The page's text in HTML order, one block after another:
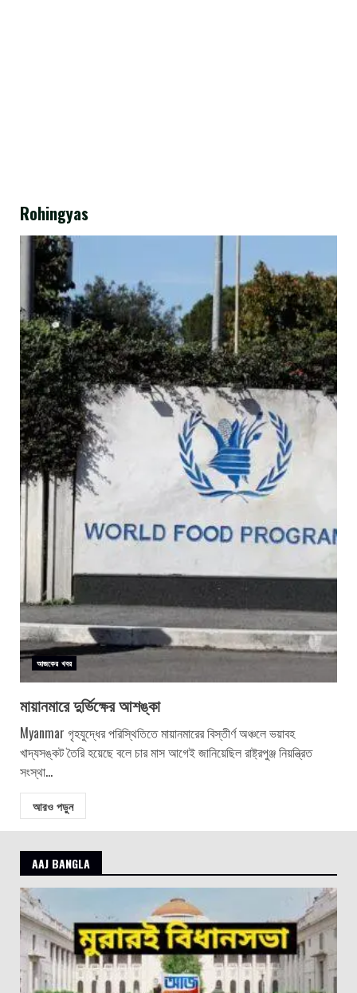
Rohingyas
আজকের খবর
মায়ানমারে দুর্ভিক্ষের আশঙ্কা
Myanmar গৃহযুদ্ধের পরিস্থিতিতে মায়ানমারের বিস্তীর্ণ অঞ্চলে ভয়াবহ
খাদ্যসঙ্কট তৈরি হয়েছে বলে চার মাস আগেই জানিয়েছিল রাষ্ট্রপুঞ্জ নিয়ন্ত্রিত
সংস্থা...
আরও পড়ুন
AAJ BANGLA